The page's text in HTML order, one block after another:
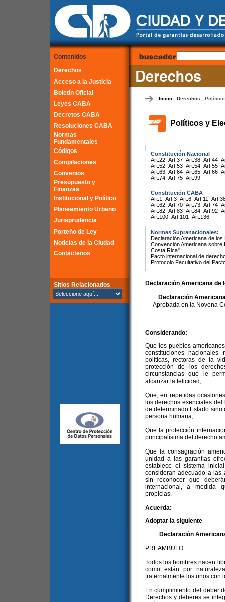
Contenidos
Derechos
Acceso a la Justicia
Boletín Oficial
Leyes CABA
Decretos CABA
Resoluciones CABA
Normas
Fundamentales
Códigos
Compilaciones
Convenios
Presupuesto y
Finanzas
Institucional y Político
Planeamiento Urbano
Jurisprudencia
Porteño de Ley
Noticias de la Ciudad
Contáctenos
Sitios Relacionados
Inicio- Derechos -
Políticos y
Constitución Nacional
Art.22 Art.37 Art.38 Art.44
Art.52 Art.53 Art.54 Art.55
Art.63 Art.64 Art.65 Art.66
Art.74 Art.75 Art.99
Constitución CABA
Art.1
Art.3 Art.6 Art.11
Art.62 Art.70 Art.73 Art.74
Art.82 Art.83 Art.84 Art.92
Art.100 Art.101 Art.136
Normas Supranacionales:
Declaración Americana de
Convención Americana
Costa Rica"
Pacto internacional de
Protocolo Facultativo del
Declaración Americana de
Declaración
Aprobada en la Novena
Considerando:
Que los pueblos
constituciones
políticas, rectoras de la
protección de los
circunstancias que le
alcanzar la felicidad;
Que, en repetidas
los derechos esenciales
de determinado Estado
persona humana;
Que la protección
principalísima del derecho
Que la consagración
unidad a las garantías
establece el sistema
consideran adecuado a las
sin reconocer que
internacional, a medida
propicias.
Acuerda:
Adoptar la siguiente
Declaración
PREAMBULO
Todos los hombres nacen
como están por
fraternalmente los unos con
En cumplimiento del deber
Derechos y deberes se